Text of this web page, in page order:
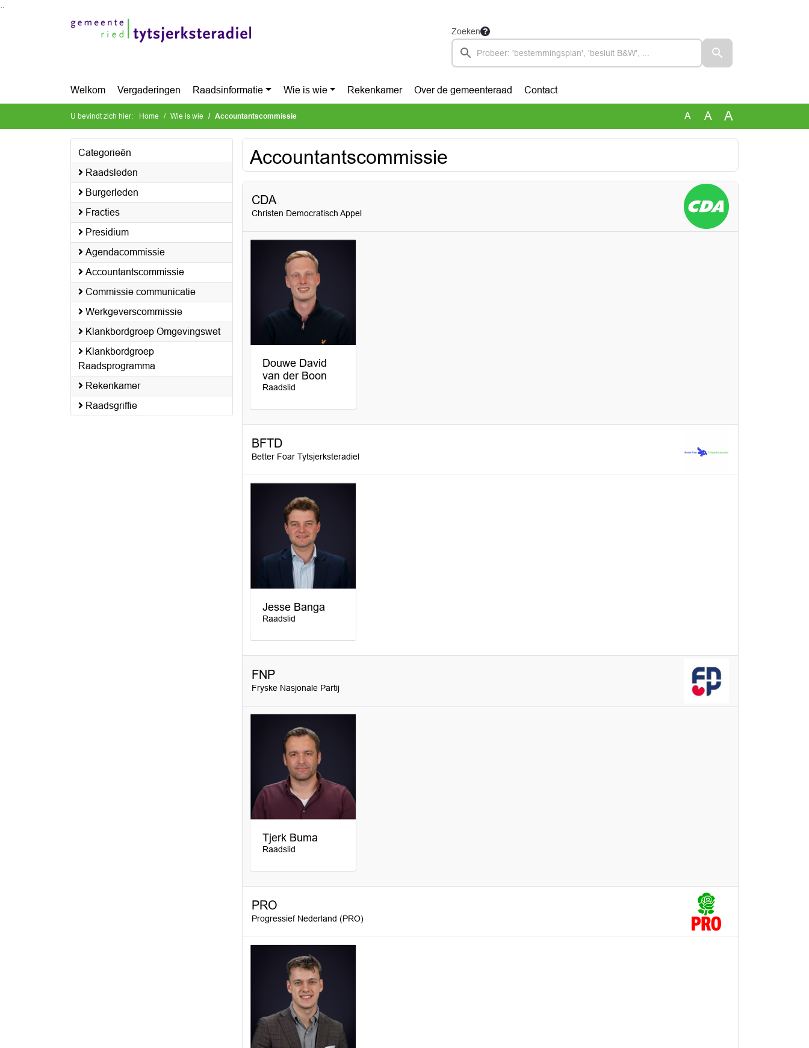
Zoeken
Welkom Vergaderingen Raadsinformatie Wie is wie Rekenkamer Over de gemeenteraad Contact
U bevindt zich hier: Home Wie is wie Accountantscommissie A A A
Categorieën
Raadsleden
Burgerleden
Fracties
Presidium
Agendacommissie
Accountantscommissie
Commissie communicatie
Werkgeverscommissie
Klankbordgroep Omgevingswet
Raadsprogramma
Rekenkamer
Raadsgriffie
Accountantscommissie
CDA
Christen Democratisch Appel
Douwe David
van der Boon
Raadslid
BFTD
Better Foar Tytsjerksteradiel
Jesse Banga
Raadslid
FNP
Fryske Nasjonale Partij
Tjerk Buma
Raadslid
PRO
Progressief Nederland (PRO)